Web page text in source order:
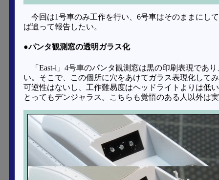
今回は1号車のみ工作を行い、6号車はそのままにし
ば追って報告したい。
●パンタ観測窓の透明ガラス化
「East-i」4号車のパンタ観測窓は黒の印刷表現であ
い。そこで、この個所に穴をあけてガラス表現化して
可逆性はないし、工作難易度はヘッドライトよりは低
とってもデンジャラス。こちらも覚悟のある人以外は